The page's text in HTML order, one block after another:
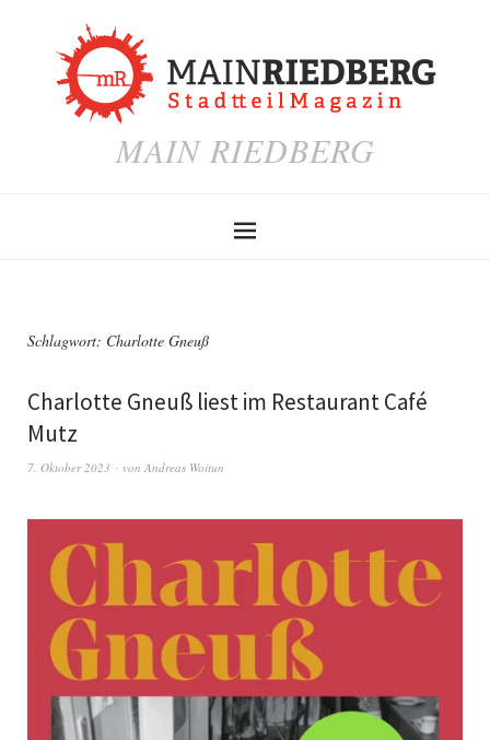
MAIN RIEDBERG
Schlagwort: Charlotte Gneuß
Charlotte Gneuß liest im Restaurant Café
Mutz
7. Oktober 2023 von Andreas Woitun